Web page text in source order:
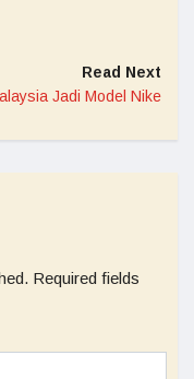
Read Next
Jadi Model Nike
Required fields